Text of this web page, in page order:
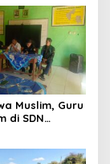
Muslim, Guru
di SDN